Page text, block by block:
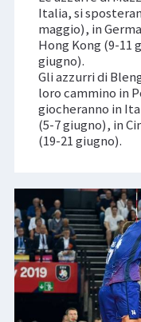
Italia, si
maggio), in
Hong Kong (9-11
giugno).
Gli azzurri di
loro cammino in
giocheranno in
(5-7 giugno), in
(19-21 giugno).